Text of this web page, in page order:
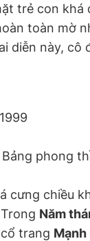
trẻ con
toàn mờ
diễn này,
phong
cưng
Năm
trang Mạnh